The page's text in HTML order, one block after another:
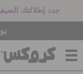
جدد إطلالتك الصيفية! استمتع